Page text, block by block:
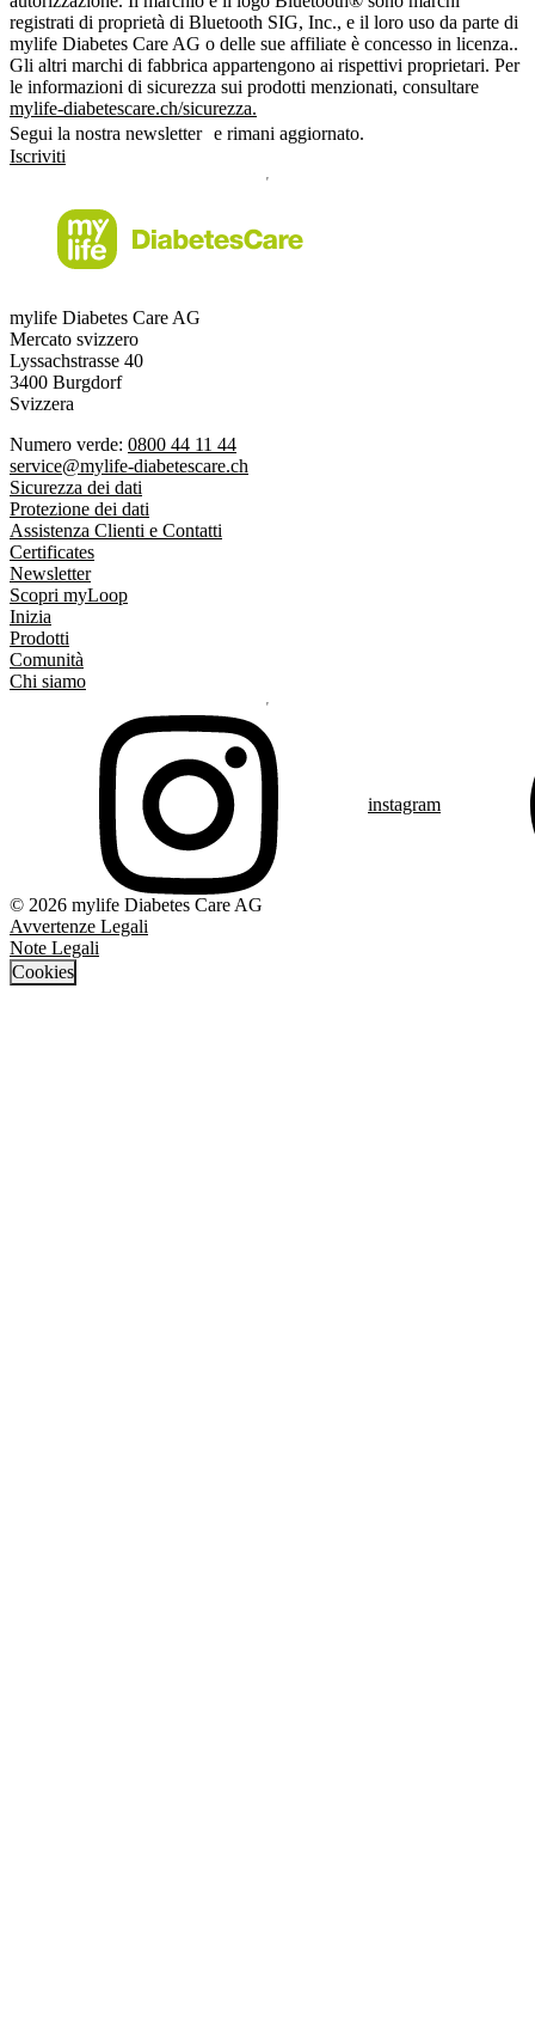
registrati di proprietà di Bluetooth SIG, Inc., e il loro uso da parte di
mylife Diabetes Care AG o delle sue affiliate è concesso in licenza..
Gli altri marchi di fabbrica appartengono ai rispettivi proprietari. Per
le informazioni di sicurezza sui prodotti menzionati, consultare
mylife-diabetescare.ch/sicurezza.
Segui la nostra newsletter e rimani aggiornato.
Iscriviti
mylife Diabetes Care AG
Mercato svizzero
Lyssachstrasse 40
3400 Burgdorf
Svizzera
Numero verde: 0800 44 11 44
service@mylife-diabetescare.ch
Sicurezza dei dati
Protezione dei dati
Assistenza Clienti e Contatti
Certificates
Newsletter
Scopri myLoop
Inizia
Prodotti
Comunità
Chi siamo
instagram
© 2026 mylife Diabetes Care AG
Avvertenze Legali
Note Legali
Cookies